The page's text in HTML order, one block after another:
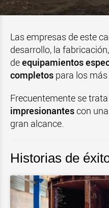
Las empresas de este
desarrollo, la
deequipamientos
completos para los
Frecuentemente se
impresionantescon
gran alcance.
Historias de